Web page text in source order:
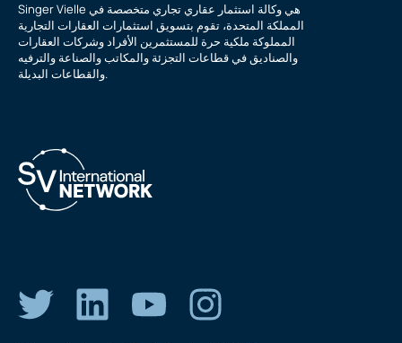
Singer Vielle هي وكالة استثمار عقاري تجاري متخصصة في
المملكة المتحدة، تقوم بتسويق استثمارات العقارات التجارية
المملوكة ملكية حرة للمستثمرين الأفراد وشركات العقارات
والصناديق في قطاعات التجزئة والمكاتب والصناعة والترفيه
والقطاعات البديلة.